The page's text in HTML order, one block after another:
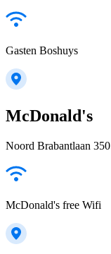
Gasten Boshuys
McDonald's
Noord Brabantlaan 350
McDonald's free Wifi